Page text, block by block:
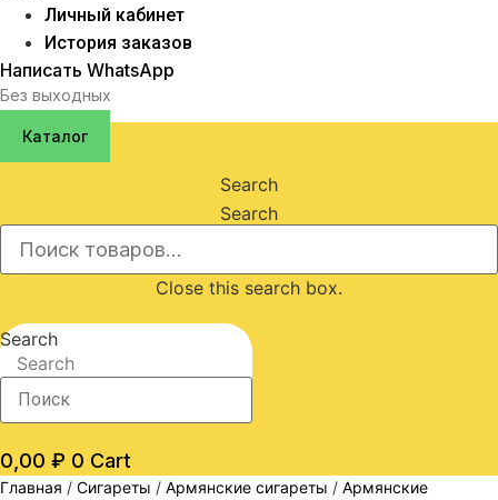
Личный кабинет
История заказов
Написать WhatsApp
Без выходных
Каталог
Search
Search
Close this search box.
Search
Search
0,00 ₽ 0 Cart
Главная / Сигареты / Армянские сигареты / Армянские